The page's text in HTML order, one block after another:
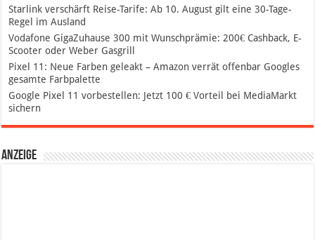
Starlink verschärft Reise-Tarife: Ab 10. August gilt eine 30-Tage-
Regel im Ausland
Vodafone GigaZuhause 300 mit Wunschprämie: 200€ Cashback, E-
Scooter oder Weber Gasgrill
Pixel 11: Neue Farben geleakt – Amazon verrät offenbar Googles
gesamte Farbpalette
Google Pixel 11 vorbestellen: Jetzt 100 € Vorteil bei MediaMarkt
sichern
Anzeige